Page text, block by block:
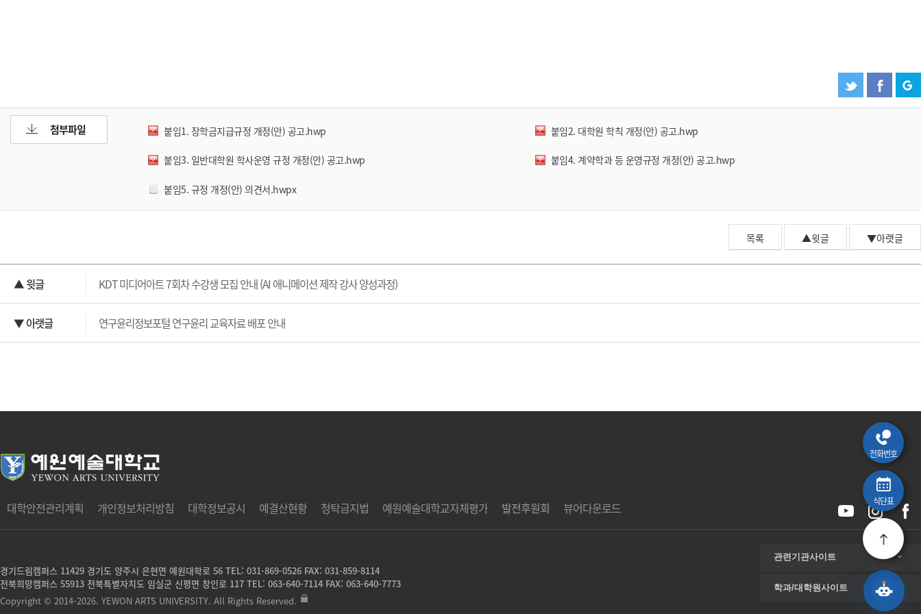
첨부파일 붙임1. 장학금지급규정 개정(안) 공고.hwp 붙임2. 대학원 학칙 개정(안) 공고.hwp
붙임3. 일반대학원 학사운영 규정 개정(안) 공고.hwp 붙임4. 계약학과 등 운영규정 개정(안) 공고.hwp
붙임5. 규정 개정(안) 의견서.hwpx
목록 ▲윗글 ▼아랫글
▲ 윗글 KDT 미디어아트 7회차 수강생 모집 안내 (AI 애니메이션 제작 강사 양성과정)
▼ 아랫글 연구윤리정보포털 연구윤리 교육자료 배포 안내
대학안전관리계획
개인정보처리방침 대학정보공시 예결산현황 청탁금지법 예원예술대학교자체평가 발전후원회 뷰어다운로드
경기드림캠퍼스 11429 경기도 양주시 은현면 예원대학로 56 TEL: 031-869-0526 FAX: 031-859-8114
전북희망캠퍼스 55913 전북특별자치도 임실군 신평면 창인로 117 TEL: 063-640-7114 FAX: 063-640-7773
Copyright © 2014-2026. YEWON ARTS UNIVERSITY. All Rights Reserved.
관련기관사이트
학과/대학원사이트
전화번호
식단표